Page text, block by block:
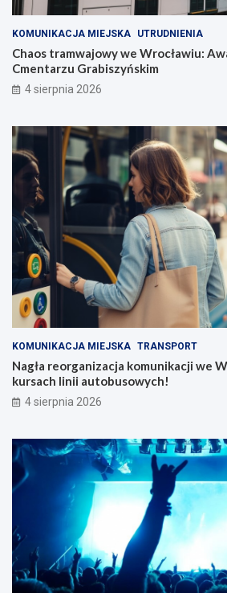
KOMUNIKACJA MIEJSKA UTRUDNIENIA
Chaos tramwajowy we Wrocławiu:
Cmentarzu Grabiszyńskim
4 sierpnia 2026
KOMUNIKACJA MIEJSKA TRANSPORT
Nagła reorganizacja komunikacji we
kursach linii autobusowych!
4 sierpnia 2026